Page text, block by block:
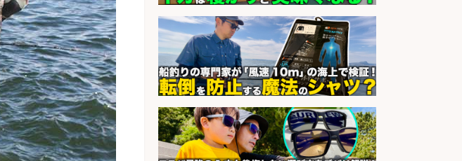
の魚と馬刺しの店 キッチンスタッフ
正社員募集
会社名
天草の魚と馬刺しの店 魚粋 天草
の魚と馬刺しの店 魚粋
sponsored by 求人ボックス
和食, 日本料理・懐石料理/店長・店
長候補/旬と手作りにこだわる!さか
なの価値を上げ、地域を元気に!店長